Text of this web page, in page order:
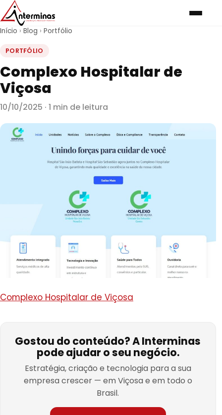
Início › Blog › Portfólio
PORTFÓLIO
Complexo Hospitalar de
Viçosa
10/10/2025 · 1 min de leitura
Complexo Hospitalar de Viçosa
Gostou do conteúdo? A Interminas
pode ajudar o seu negócio.
Estratégia, criação e tecnologia para a sua
empresa crescer — em Viçosa e em todo o
Brasil.